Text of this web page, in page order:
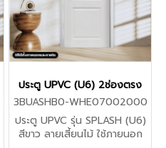
ประตู UPVC (U6) 2ช่องตรง
3BUASHB0-WHE07002000
ประตู UPVC รุ่น SPLASH (U6)
สีขาว ลายเสี้ยนไม้ ใช้ภายนอก